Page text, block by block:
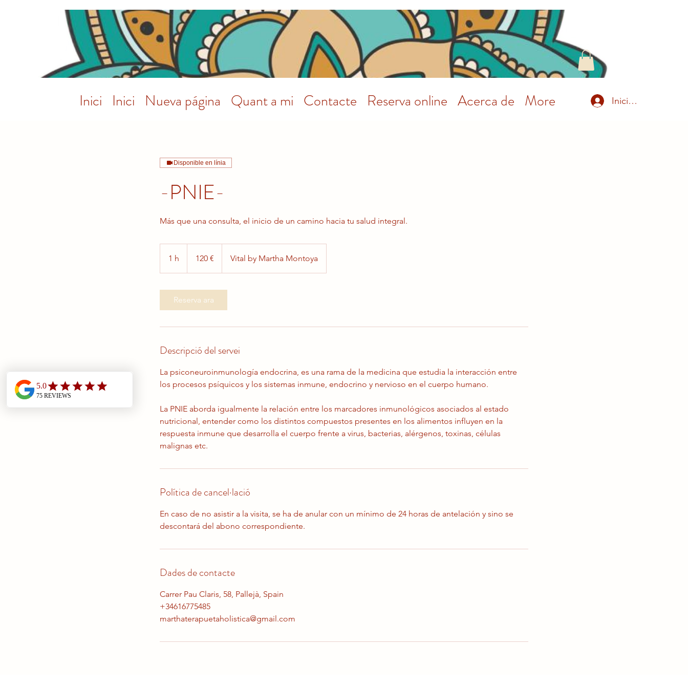
Inici Inici Nueva página Quant a mi Contacte Reserva online Acerca de More Inicia la sessió
Disponible en línia
-PNIE-
Más que una consulta, el inicio de un camino hacia tu salud integral.
1 h 120 € Vital by Martha Montoya
Reserva ara
Descripció del servei
La psiconeuroinmunología endocrina, es una rama de la medicina que estudia la interacción entre
los procesos psíquicos y los sistemas inmune, endocrino y nervioso en el cuerpo humano.
La PNIE aborda igualmente la relación entre los marcadores inmunológicos asociados al estado
nutricional, entender como los distintos compuestos presentes en los alimentos influyen en la
respuesta inmune que desarrolla el cuerpo frente a virus, bacterias, alérgenos, toxinas, células
malignas etc.
Política de cancel·lació
En caso de no asistir a la visita, se ha de anular con un mínimo de 24 horas de antelación y sino se
descontará del abono correspondiente.
Dades de contacte
Carrer Pau Claris, 58, Pallejà, Spain
+34616775485
marthaterapuetaholistica@gmail.com